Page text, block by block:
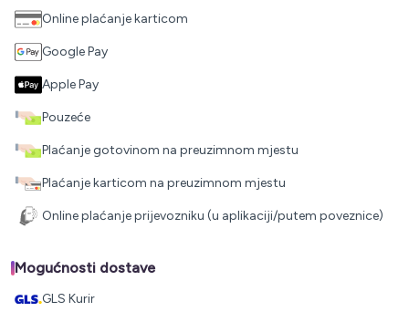
Online plaćanje karticom
Google Pay
Apple Pay
Pouzeće
Plaćanje gotovinom na preuzimnom mjestu
Plaćanje karticom na preuzimnom mjestu
Online plaćanje prijevozniku (u aplikaciji/putem poveznice)
Mogućnosti dostave
GLS Kurir